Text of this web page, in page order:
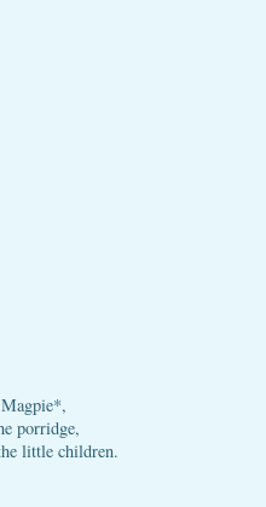
porridge,
little children.